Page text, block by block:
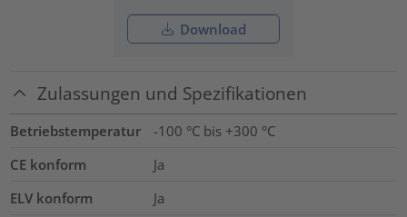
Download
Zulassungen und Spezifikationen
Betriebstemperatur
-100 °C bis +300 °C
CE konform
Ja
ELV konform
Ja